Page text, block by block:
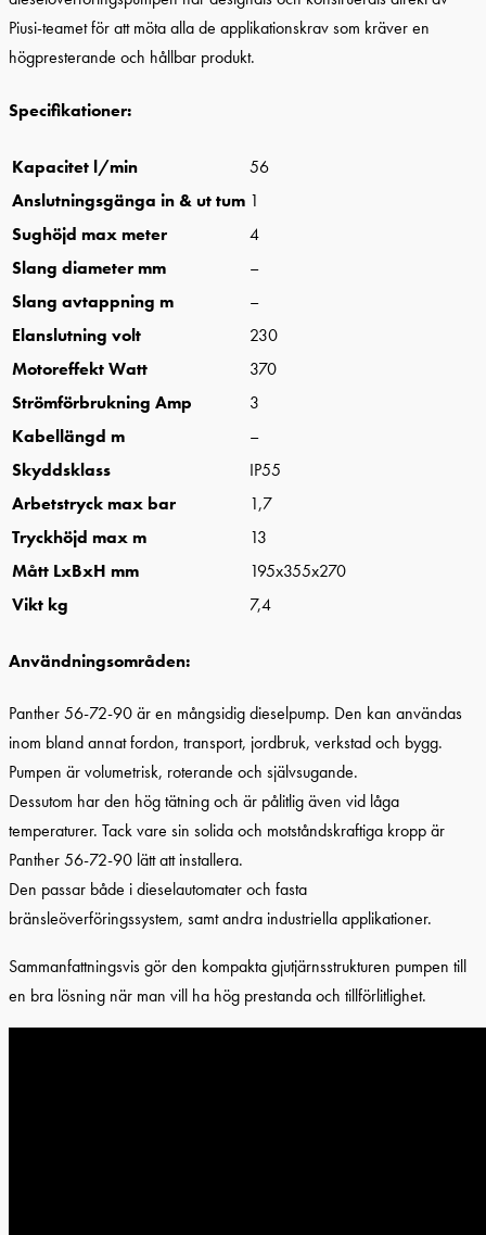
Piusi-teamet för att möta alla de applikationskrav som kräver en
högpresterande och hållbar produkt.
Specifikationer:
Kapacitet l/min
56
Anslutningsgänga in & ut tum 1
Sughöjd max meter
4
Slang diameter mm
–
Slang avtappning m
–
Elanslutning volt
230
Motoreffekt Watt
370
Strömförbrukning Amp
3
Kabellängd m
–
Skyddsklass
IP55
Arbetstryck max bar
1,7
Tryckhöjd max m
13
Mått LxBxH mm
195x355x270
Vikt kg
7,4
Användningsområden:
Panther 56-72-90 är en mångsidig dieselpump. Den kan användas
inom bland annat fordon, transport, jordbruk, verkstad och bygg.
Pumpen är volumetrisk, roterande och självsugande.
Dessutom har den hög tätning och är pålitlig även vid låga
temperaturer. Tack vare sin solida och motståndskraftiga kropp är
Panther 56-72-90 lätt att installera.
Den passar både i dieselautomater och fasta
bränsleöverföringssystem, samt andra industriella applikationer.
Sammanfattningsvis gör den kompakta gjutjärnsstrukturen pumpen till
en bra lösning när man vill ha hög prestanda och tillförlitlighet.